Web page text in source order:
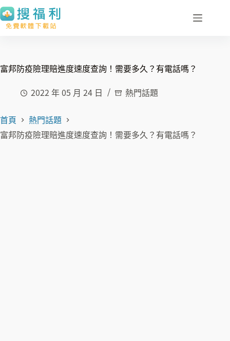
跳
至
內
容
富邦防疫險理賠進度速度查詢！需要多久？有電話嗎？
2022 年 05 月 24 日
熱門話題
首頁
熱門話題
富邦防疫險理賠進度速度查詢！需要多久？有電話嗎？